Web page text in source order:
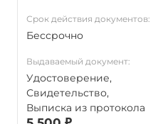
Срок действия документов:
Бессрочно
Выдаваемый документ:
Удостоверение,
Свидетельство,
Выписка из протокола